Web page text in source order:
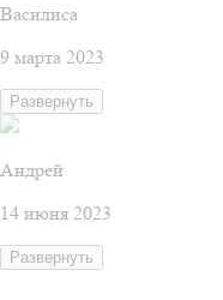
Василиса
9 марта 2023
Развернуть
Андрей
14 июня 2023
Развернуть